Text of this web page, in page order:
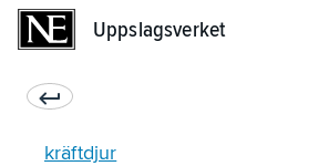
Uppslagsverket
kräftdjur